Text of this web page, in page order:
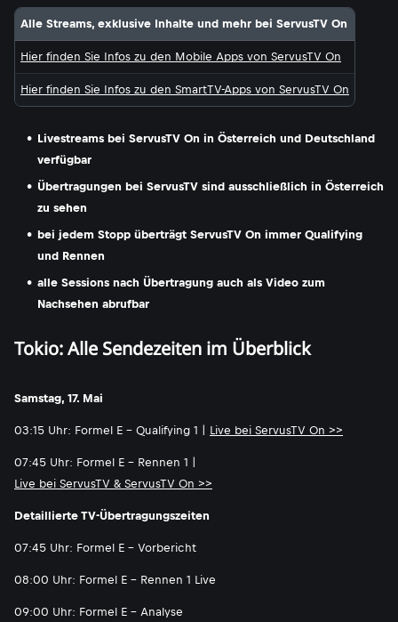
Alle Streams, exklusive Inhalte und mehr bei ServusTV On
Hier finden Sie Infos zu den Mobile Apps von ServusTV On
Hier finden Sie Infos zu den SmartTV-Apps von ServusTV On
Livestreams bei ServusTV On in Österreich und Deutschland
verfügbar
Übertragungen bei ServusTV sind ausschließlich in Österreich
zu sehen
bei jedem Stopp überträgt ServusTV On immer Qualifying
und Rennen
alle Sessions nach Übertragung auch als Video zum
Nachsehen abrufbar
Tokio: Alle Sendezeiten im Überblick
Samstag, 17. Mai
03:15 Uhr: Formel E - Qualifying 1 | Live bei ServusTV On >>
07:45 Uhr: Formel E - Rennen 1 |
Live bei ServusTV & ServusTV On >>
Detaillierte TV-Übertragungszeiten
07:45 Uhr: Formel E - Vorbericht
08:00 Uhr: Formel E - Rennen 1 Live
09:00 Uhr: Formel E - Analyse